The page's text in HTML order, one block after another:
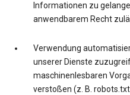
Informationen zu
anwendbarem Recht
Verwendung
unserer Dienste
maschinenlesbaren
verstoßen (z. B.